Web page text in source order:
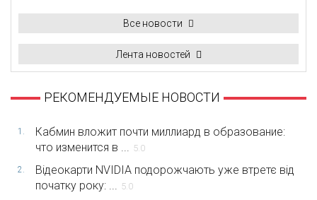
Все новости
Лента новостей
РЕКОМЕНДУЕМЫЕ НОВОСТИ
1.
Кабмин вложит почти миллиард в образование:
что изменится в ...
5.0
2.
Відеокарти NVIDIA подорожчають уже втретє від
початку року: ...
5.0